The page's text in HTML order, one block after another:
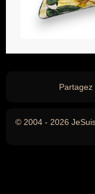
© 2004 - 2026